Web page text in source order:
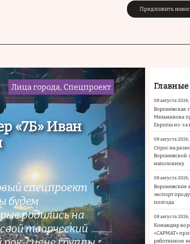
Предложить
Лица города, Спецпроект
«7Б» Иван
спецпроект
будем
родились на
творческий
Главные
08 августа 2026,
Воронежская
Мельникова
Европы из-за
08 августа 2026,
Спрос на
Воронежской
наполовину
08 августа 2026,
Воронежские
экспорт
полгода
08 августа 2026,
Командир
«САРМАТ»
работником